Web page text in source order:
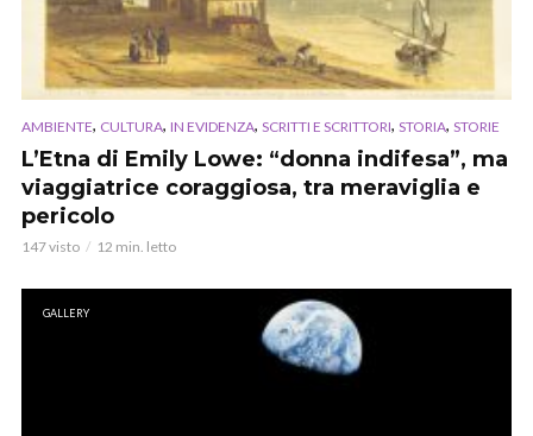
AMBIENTE, CULTURA, IN EVIDENZA, SCRITTI E SCRITTORI, STORIA, STORIE
L’Etna di Emily Lowe: “donna indifesa”, ma
viaggiatrice coraggiosa, tra meraviglia e
pericolo
147 visto 12 min. letto
GALLERY